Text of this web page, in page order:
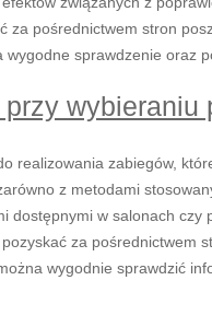
za pośrednictwem stron
sprawdzenie oraz
wybieraniu
realizowania zabiegów,
z metodami
dostępnymi w salonach czy
za pośrednictwem
wygodnie sprawdzić